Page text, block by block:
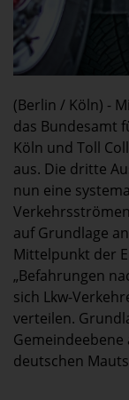
(Berlin / Köln) -
das Bundesamt
Köln und Toll
aus. Die dritte
nun eine
auf Grundlage
Mittelpunkt der
„Befahrungen
sich Lkw-
verteilen.
deutschen